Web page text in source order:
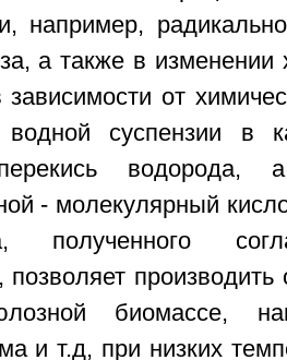
например,
а также в изменении
зависимости от
суспензии в
перекись
- молекулярный
полученного
позволяет производить
биомассе,
и т.д, при низких